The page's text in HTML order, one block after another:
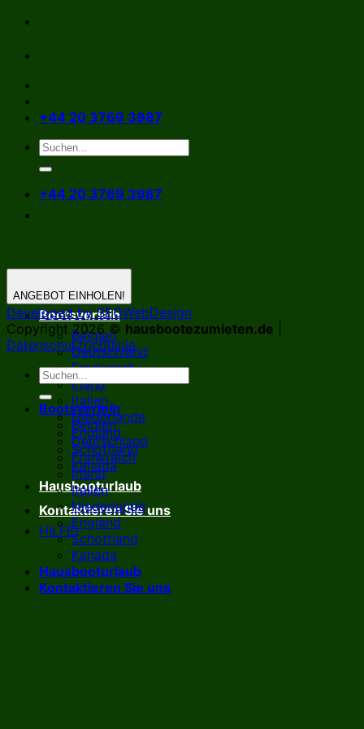
Zum
springen
+44 20 3769 3987
+44 20 3769 3987
Bootsverleih
Belgien
Deutschland
Frankreich
Irland
Italien
Niederlande
England
Schottland
Kanada
Hausbooturlaub
Kontaktieren Sie uns
HILFE!
ANGEBOT EINHOLEN!
Developed by SEOWebDesign
Copyright 2026 © hausbootezumieten.de
Datenschutzrichtlinie
Bootsverleih
Belgien
Deutschland
Frankreich
Irland
Italien
Niederlande
England
Schottland
Kanada
Hausbooturlaub
Kontaktieren Sie uns